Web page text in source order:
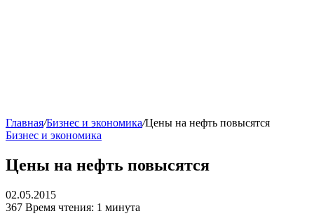
Главная/Бизнес и экономика/Цены на нефть повысятся
Бизнес и экономика
Цены на нефть повысятся
02.05.2015
367 Время чтения: 1 минута